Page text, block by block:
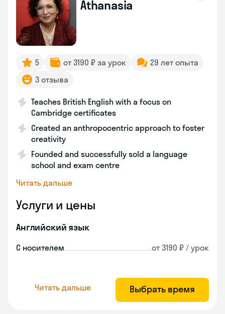
Athanasia
5 от 3190 ₽ за урок
29 лет опыта
3 отзыва
Teaches British English with a focus on
Cambridge certificates
Created an anthropocentric approach to foster
creativity
Founded and successfully sold a language
school and exam centre
Читать дальше
Услуги и цены
Английский язык
С носителем от 3190 ₽ / урок
Читать дальше Выбрать время